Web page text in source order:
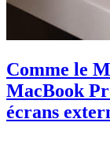
Comme le
MacBook
écrans